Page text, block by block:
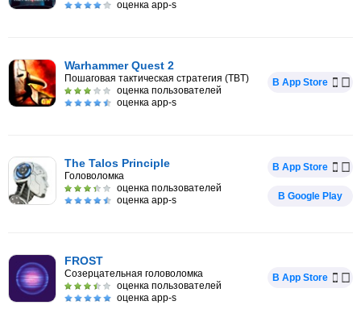
оценка app-s
Warhammer Quest 2
Пошаговая тактическая стратегия (TBT)
оценка пользователей
оценка app-s
В App Store
The Talos Principle
Головоломка
оценка пользователей
оценка app-s
В App Store
В Google Play
FROST
Созерцательная головоломка
оценка пользователей
оценка app-s
В App Store